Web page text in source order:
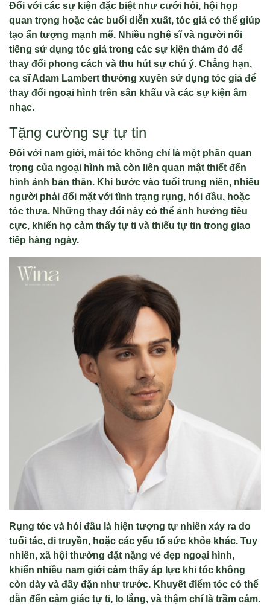
Đối với các sự kiện đặc biệt như cưới hỏi, hội họp
quan trọng hoặc các buổi diễn xuất, tóc giả có thể giúp
tạo ấn tượng mạnh mẽ. Nhiều nghệ sĩ và người nổi
tiếng sử dụng tóc giả trong các sự kiện thảm đỏ để
thay đổi phong cách và thu hút sự chú ý. Chẳng hạn,
ca sĩ Adam Lambert thường xuyên sử dụng tóc giả để
thay đổi ngoại hình trên sân khấu và các sự kiện âm
nhạc.
Tặng cường sự tự tin
Đối với nam giới, mái tóc không chỉ là một phần quan
trọng của ngoại hình mà còn liên quan mật thiết đến
hình ảnh bản thân. Khi bước vào tuổi trung niên, nhiều
người phải đối mặt với tình trạng rụng, hói đầu, hoặc
tóc thưa. Những thay đổi này có thể ảnh hưởng tiêu
cực, khiến họ cảm thấy tự ti và thiếu tự tin trong giao
tiếp hàng ngày.
Rụng tóc và hói đầu là hiện tượng tự nhiên xảy ra do
tuổi tác, di truyền, hoặc các yếu tố sức khỏe khác. Tuy
nhiên, xã hội thường đặt nặng vẻ đẹp ngoại hình,
khiến nhiều nam giới cảm thấy áp lực khi tóc không
còn dày và đầy đặn như trước. Khuyết điểm tóc có thể
dẫn đến cảm giác tự ti, lo lắng, và thậm chí là trầm cảm.